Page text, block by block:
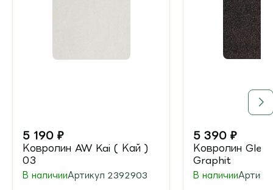
5 190 ₽
Ковролин AW Kai ( Кай )
03
В наличииАртикул 2392903
5 390 ₽
Ковролин
Graphit
В наличии